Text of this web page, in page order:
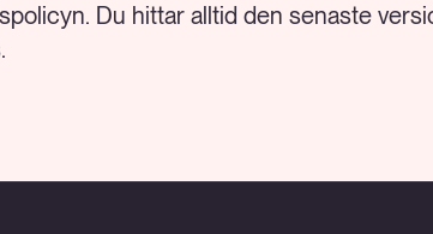
Du hittar alltid den senaste